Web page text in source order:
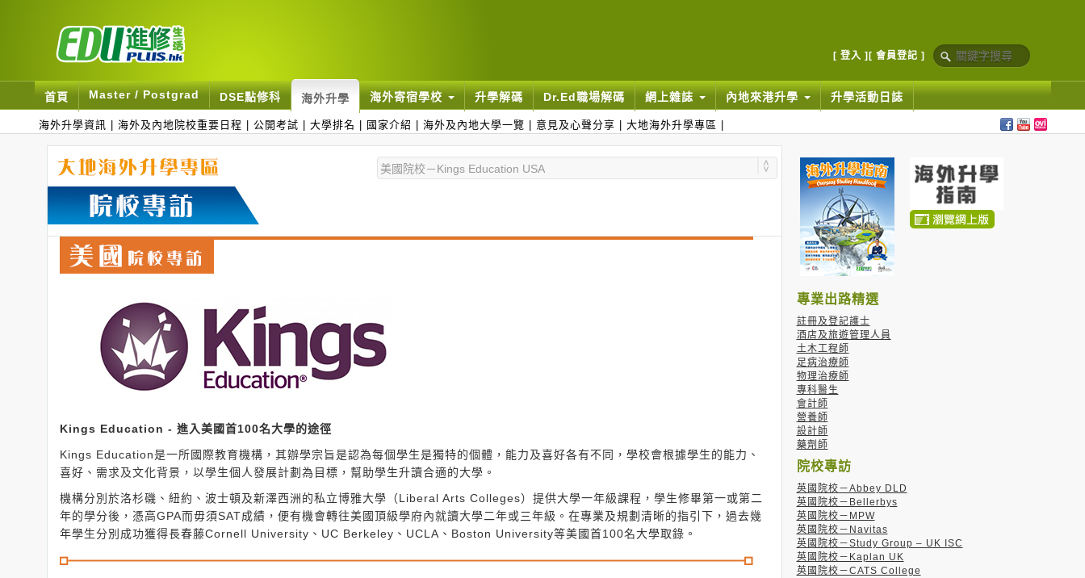
[ 登入 ] [ 會員登記 ]
首頁 Master / Postgrad DSE點修科 海外升學 海外寄宿學校 升學解碼 Dr.Ed職場解碼 網上雜誌 內地來港升學 升學活動日誌
海外升學資訊 海外及內地院校重要日程 公開考試 大學排名 國家介紹 海外及內地大學一覽 意見及心聲分享 大地海外升學專區
Kings Education - 進入美國首100名大學的途徑
Kings Education是一所國際教育機構，其辦學宗旨是認為每個學生是獨特的個體，能力及喜好各有不同，學校會根據學生的能力、
喜好、需求及文化背景，以學生個人發展計劃為目標，幫助學生升讀合適的大學。
機構分別於洛杉磯、紐約、波士頓及新澤西洲的私立博雅大學（Liberal Arts Colleges）提供大學一年級課程，學生修畢第一或第二
年的學分後，憑高GPA而毋須SAT成績，便有機會轉往美國頂級學府內就讀大學二年或三年級。在專業及規劃清晰的指引下，過去幾
年學生分別成功獲得長春藤Cornell University、UC Berkeley、UCLA、Boston University等美國首100名大學取錄。
專業出路精選
註冊及登記護士
酒店及旅遊管理人員
土木工程師
足病治療師
物理治療師
專科醫生
會計師
營養師
設計師
藥劑師
院校專訪
英國院校－Abbey DLD
英國院校－Bellerbys
英國院校－MPW
英國院校－Navitas
英國院校－Study Group – UK ISC
英國院校－Kaplan UK
英國院校－CATS College